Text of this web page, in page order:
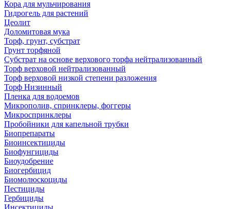
Кора для мульчирования
Гидрогель для растений
Цеолит
Доломитовая мука
Торф, грунт, субстрат
Грунт торфяной
Субстрат на основе верхового торфа нейтрализованный
Торф верховой нейтрализованный
Торф верховой низкой степени разложения
Торф Низинный
Пленка для водоемов
Микрополив, спринклеры, фоггеры
Микроспринклеры
Пробойники для капельной трубки
Биопрепараты
Биоинсектициды
Биофунгициды
Биоудобрение
Биогербицид
Биомолюскоциды
Пестициды
Гербициды
Инсектициды